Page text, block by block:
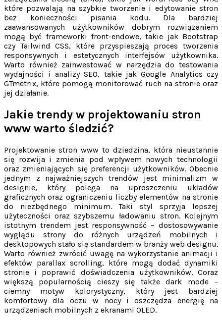
które pozwalają na szybkie tworzenie i edytowanie stron
bez konieczności pisania kodu. Dla bardziej
zaawansowanych użytkowników dobrym rozwiązaniem
mogą być frameworki front-endowe, takie jak Bootstrap
czy Tailwind CSS, które przyspieszają proces tworzenia
responsywnych i estetycznych interfejsów użytkownika.
Warto również zainwestować w narzędzia do testowania
wydajności i analizy SEO, takie jak Google Analytics czy
GTmetrix, które pomogą monitorować ruch na stronie oraz
jej działanie.
Jakie trendy w projektowaniu stron
www warto śledzić?
Projektowanie stron www to dziedzina, która nieustannie
się rozwija i zmienia pod wpływem nowych technologii
oraz zmieniających się preferencji użytkowników. Obecnie
jednym z najważniejszych trendów jest minimalizm w
designie, który polega na uproszczeniu układów
graficznych oraz ograniczeniu liczby elementów na stronie
do niezbędnego minimum. Taki styl sprzyja lepszej
użyteczności oraz szybszemu ładowaniu stron. Kolejnym
istotnym trendem jest responsywność – dostosowywanie
wyglądu strony do różnych urządzeń mobilnych i
desktopowych stało się standardem w branży web designu.
Warto również zwrócić uwagę na wykorzystanie animacji i
efektów parallax scrolling, które mogą dodać dynamiki
stronie i poprawić doświadczenia użytkowników. Coraz
większą popularnością cieszy się także dark mode –
ciemny motyw kolorystyczny, który jest bardziej
komfortowy dla oczu w nocy i oszczędza energię na
urządzeniach mobilnych z ekranami OLED.